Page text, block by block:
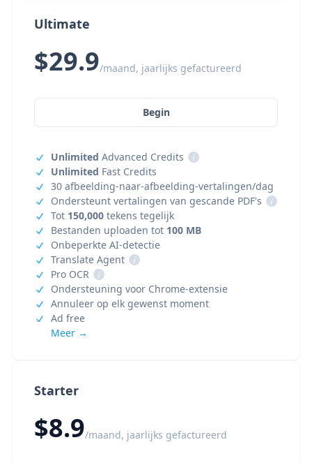
Starter
$8.9/maand, jaarlijks gefactureerd
Ultimate
$29.9/maand, jaarlijks gefactureerd
Begin
Unlimited Advanced Credits
i
Unlimited Fast Credits
30 afbeelding-naar-afbeelding-vertalingen/dag
Ondersteunt vertalingen van gescande PDF's
i
Tot 150,000 tekens tegelijk
Bestanden uploaden tot 100 MB
Onbeperkte AI-detectie
Translate Agent
i
Pro OCR
i
Ondersteuning voor Chrome-extensie
Annuleer op elk gewenst moment
Ad free
Meer →